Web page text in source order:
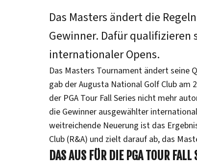
Das Masters ändert die
Gewinner. Dafür
internationaler Opens.
Das Masters Tournament ändert seine
gab der Augusta National Golf Club am
der PGA Tour Fall Series nicht mehr
die Gewinner ausgewählter
weitreichende Neuerung ist das
Club (R&A) und zielt darauf ab, das
DAS AUS FÜR DIE PGA TOUR FALL